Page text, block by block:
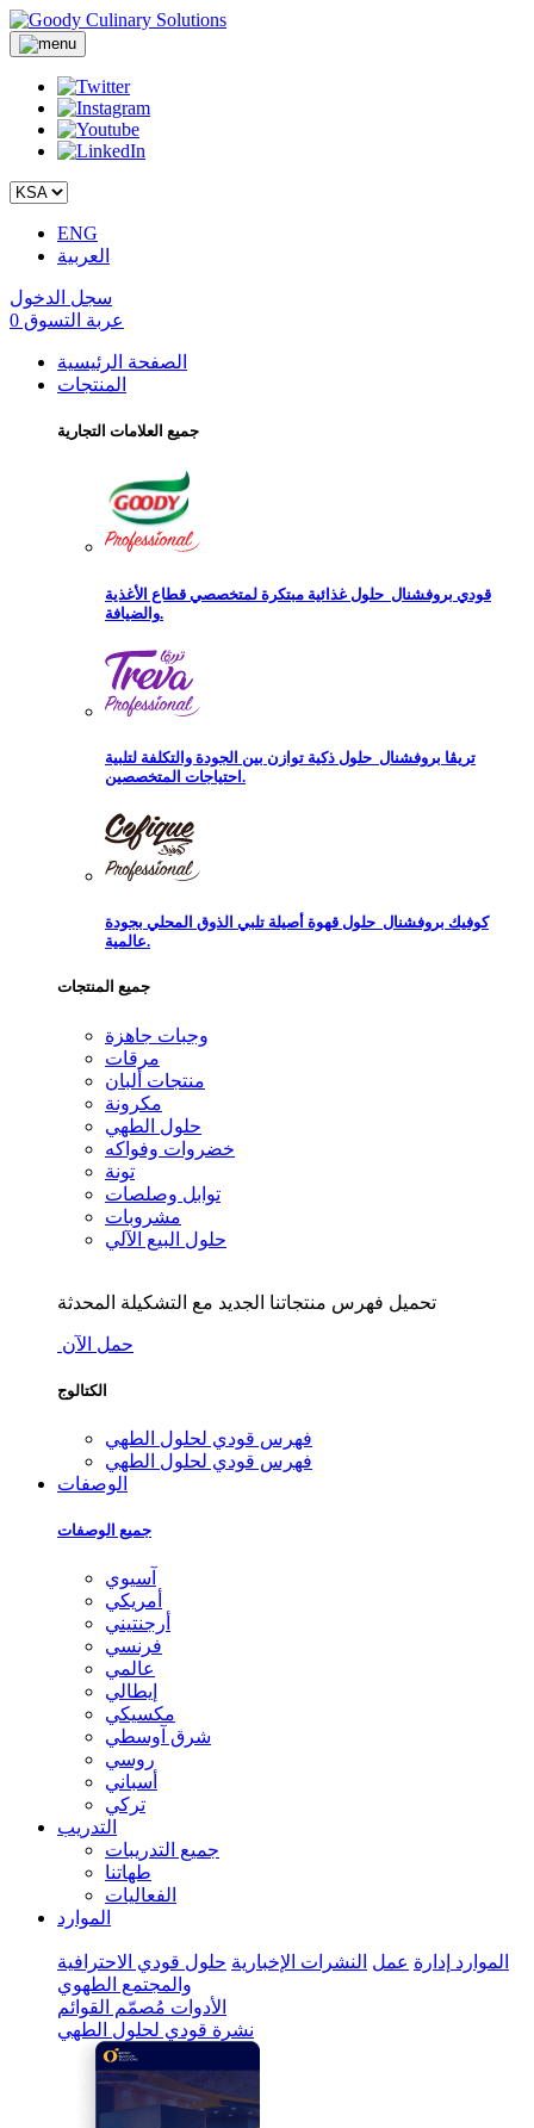
ENG
العربية
سجل الدخول
عربة التسوق 0
الصفحة الرئيسية
المنتجات
جميع العلامات التجارية
قودي بروفشنال حلول غذائية مبتكرة لمتخصصي قطاع الأغذية
والضيافة.
تريڨا بروفشنال حلول ذكية توازن بين الجودة والتكلفة لتلبية
احتياجات المتخصصين.
كوفيك بروفشنال حلول قهوة أصيلة تلبي الذوق المحلي بجودة
عالمية.
جميع المنتجات
وجبات جاهزة
مرقات
منتجات ألبان
مكرونة
حلول الطهي
خضروات وفواكه
تونة
توابل وصلصات
مشروبات
حلول البيع الآلي
تحميل فهرس منتجاتنا الجديد مع التشكيلة المحدثة
حمل الآن
الكتالوج
فهرس قودي لحلول الطهي
فهرس قودي لحلول الطهي
الوصفات
جميع الوصفات
آسيوي
أمريكي
أرجنتيني
فرنسي
عالمي
إيطالي
مكسيكي
شرق آوسطي
روسي
أسباني
تركي
التدريب
جميع التدريبات
طهاتنا
الفعاليات
الموارد
الموارد إدارة عمل النشرات الإخبارية حلول قودي الاحترافية
والمجتمع الطهوي
الأدوات مُصمّم القوائم
نشرة قودي لحلول الطهي